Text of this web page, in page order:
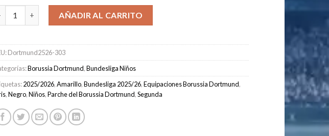
Borussia Dortmund Segunda Equipación Niños 2025/2026 cantidad
AÑADIR AL CARRITO
Dortmund2526-303
Borussia Dortmund,Bundesliga Niños
2025/2026,Amarillo,Bundesliga 2025/26,Equipaciones Borussia Dortmund,
,Negro,Niños,Parche del Borussia Dortmund,Segunda